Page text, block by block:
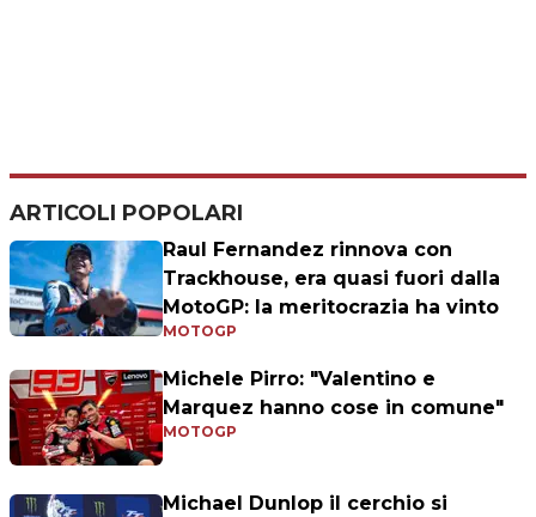
ARTICOLI POPOLARI
Raul Fernandez rinnova con
Trackhouse, era quasi fuori dalla
MotoGP: la meritocrazia ha vinto
MOTOGP
Michele Pirro: "Valentino e
Marquez hanno cose in comune"
MOTOGP
Michael Dunlop il cerchio si